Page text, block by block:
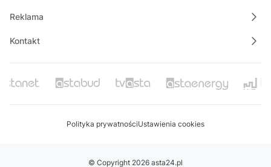
Reklama
Kontakt
Polityka prywatnościUstawienia cookies
© Copyright 2026 asta24.pl